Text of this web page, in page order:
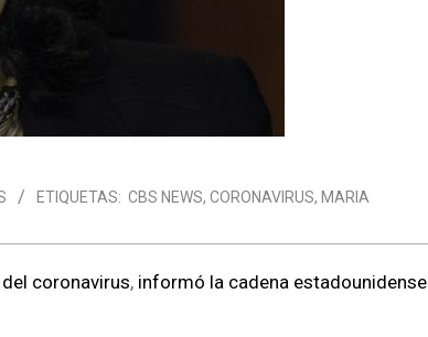
ETIQUETAS: CBS NEWS, CORONAVIRUS, MARIA
coronavirus, informó la cadena estadounidense